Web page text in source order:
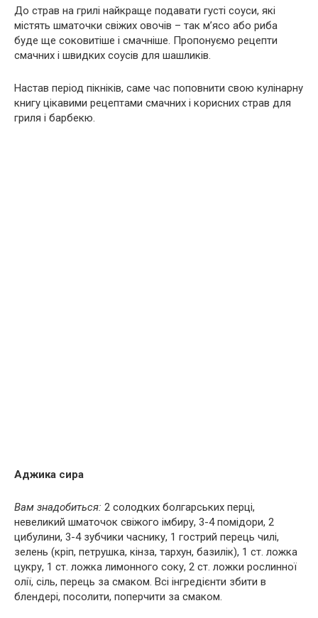
До страв на грилі найкраще подавати густі соуси, які
містять шматочки свіжих овочів – так м’ясо або риба
буде ще соковитіше і смачніше. Пропонуємо рецепти
смачних і швидких соусів для шашликів.
Настав період пікніків, саме час поповнити свою кулінарну
книгу цікавими рецептами смачних і корисних страв для
гриля і барбекю.
Аджика сира
Вам знадобиться: 2 солодких болгарських перці,
невеликий шматочок свіжого імбиру, 3-4 помідори, 2
цибулини, 3-4 зубчики часнику, 1 гострий перець чилі,
зелень (кріп, петрушка, кінза, тархун, базилік), 1 ст. ложка
цукру, 1 ст. ложка лимонного соку, 2 ст. ложки рослинної
олії, сіль, перець за смаком. Всі інгредієнти збити в
блендері, посолити, поперчити за смаком.